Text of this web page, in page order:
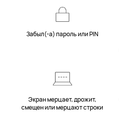
Забыл(-а) пароль или PIN
Экран мерцает, дрожит,
смещен или мерцают строки